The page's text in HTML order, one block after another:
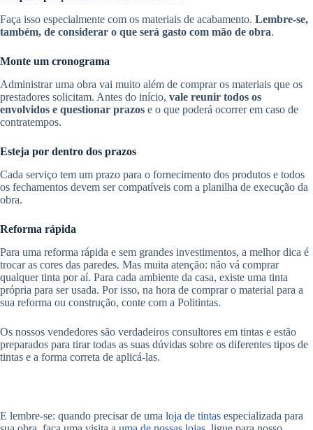
Faça isso especialmente com os materiais de acabamento. Lembre-se,
também, de considerar o que será gasto com mão de obra.
Monte um cronograma
Administrar uma obra vai muito além de comprar os materiais que os
prestadores solicitam. Antes do início, vale reunir todos os
envolvidos e questionar prazos e o que poderá ocorrer em caso de
contratempos.
Esteja por dentro dos prazos
Cada serviço tem um prazo para o fornecimento dos produtos e todos
os fechamentos devem ser compatíveis com a planilha de execução da
obra.
Reforma rápida
Para uma reforma rápida e sem grandes investimentos, a melhor dica é
trocar as cores das paredes. Mas muita atenção: não vá comprar
qualquer tinta por aí. Para cada ambiente da casa, existe uma tinta
própria para ser usada. Por isso, na hora de comprar o material para a
sua reforma ou construção, conte com a Politintas.
Os nossos vendedores são verdadeiros consultores em tintas e estão
preparados para tirar todas as suas dúvidas sobre os diferentes tipos de
tintas e a forma correta de aplicá-las.
E lembre-se: quando precisar de uma loja de tintas especializada para